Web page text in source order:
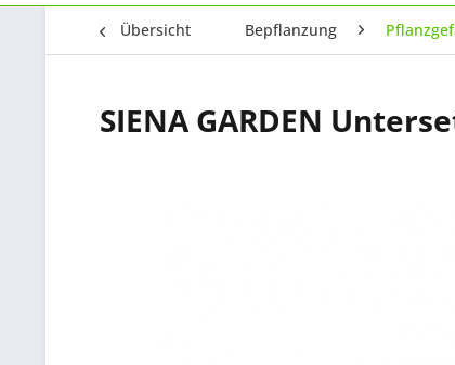
Übersicht Bepflanzung
SIENA GARDEN